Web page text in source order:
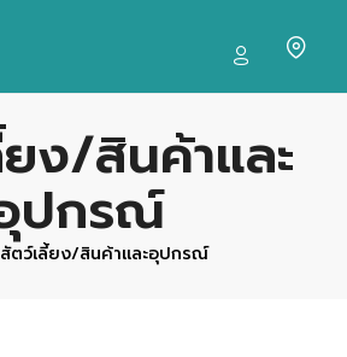
ง/สินค้าและ
ปกรณ์
สัตว์เลี้ยง/สินค้าและอุปกรณ์